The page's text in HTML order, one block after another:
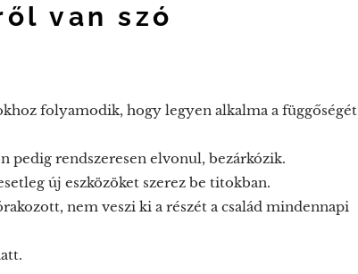
van szó
folyamodik, hogy legyen alkalma a függőségét
pedig rendszeresen elvonul, bezárkózik.
új eszközöket szerez be titokban.
nem veszi ki a részét a család mindennapi